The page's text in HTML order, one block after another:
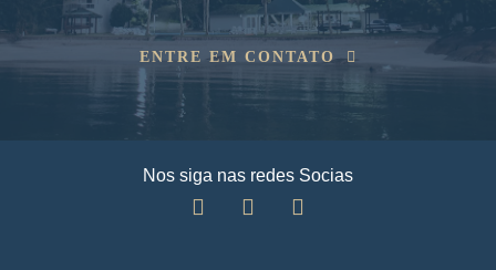
ENTRE EM CONTATO
Nos siga nas redes Socias